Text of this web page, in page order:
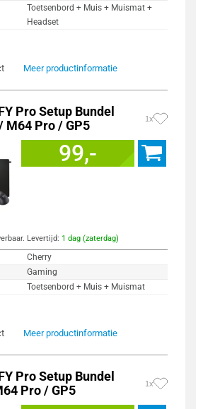
Toetsenbord + Muis + Muismat +
Headset
Meer productinformatie
Pro Setup Bundel
M64 Pro / GP5
1x
99,-
Levertijd: 1 dag (zaterdag)
Cherry
Gaming
Toetsenbord + Muis + Muismat
Meer productinformatie
Pro Setup Bundel
Pro / GP5
1x